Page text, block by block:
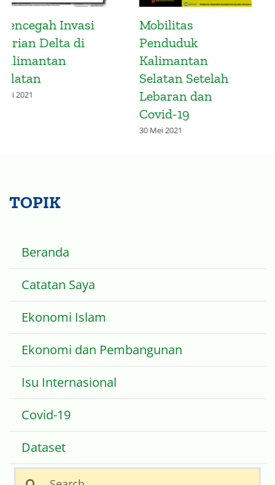
Mobilitas
Penduduk
Kalimantan
Selatan Sebelum
Lebaran: Mudik
Simalakama
Pembelajaran
Tatap Muka
27 September 2021
Beranda
Catatan Saya
Ekonomi Islam
Ekonomi dan Pembangunan
Isu Internasional
Covid-19
Dataset